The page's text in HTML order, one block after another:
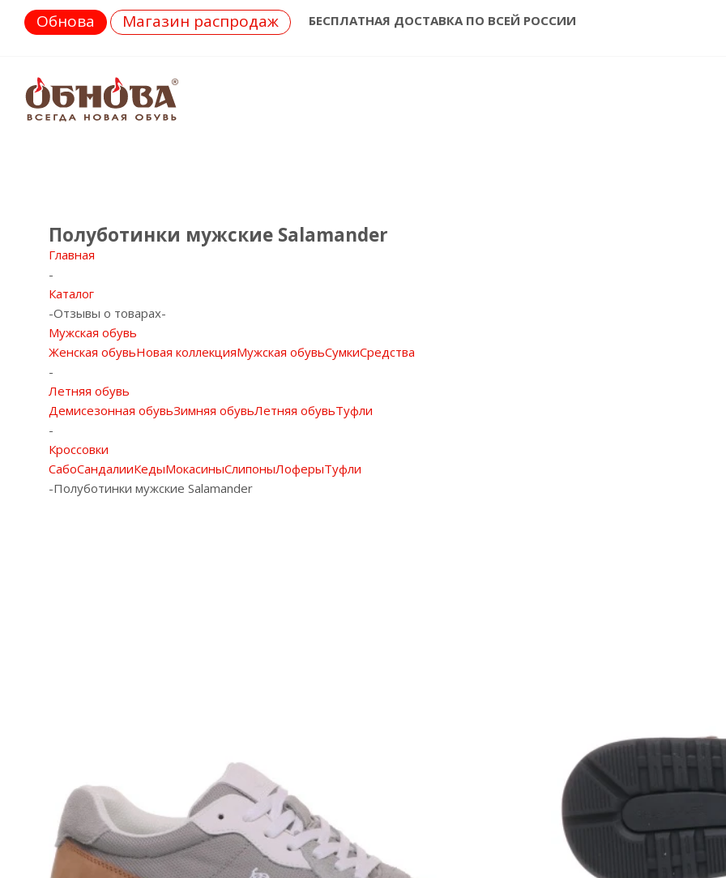
Обнова Магазин распродаж БЕСПЛАТНАЯ ДОСТАВКА ПО ВСЕЙ РОССИИ
Полуботинки мужские Salamander
Главная
-
Каталог
-Отзывы о товарах-
Мужская обувь
Женская обувьНовая коллекцияМужская обувьСумкиСредства
-
Летняя обувь
Демисезонная обувьЗимняя обувьЛетняя обувьТуфли
-
Кроссовки
СабоСандалииКедыМокасиныСлипоныЛоферыТуфли
-Полуботинки мужские Salamander